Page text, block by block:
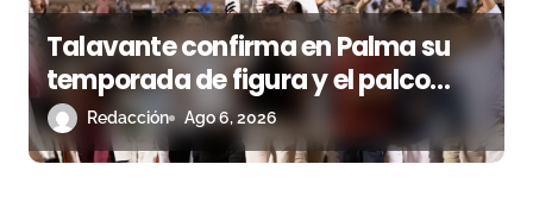
Talavante confirma en Palma su
temporada de figura y el palco
niega el premio a Roca Rey
Redacción Ago 6, 2026